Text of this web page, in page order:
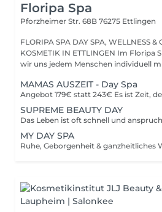
Floripa Spa
Pforzheimer Str. 68B 76275 Ettlingen
FLORIPA SPA DAY SPA, WELLNESS & GANZHEITLICHE
KOSMETIK IN ETTLINGEN Im Floripa Spa in Ettlingen widmen
wir uns
MAMAS AUSZEIT - Day Spa
SUPREME BEAUTY DAY
MY DAY SPA